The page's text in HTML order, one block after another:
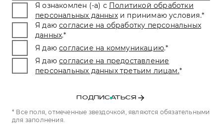
Я ознакомлен (-а) с Политикой обработки
персональных данных и принимаю условия.*
Я даю согласие на обработку персональных
данных.*
Я даю согласие на коммуникацию.*
Я даю согласие на предоставление
персональных данных третьим лицам.*
ПОДПИСАТЬСЯ
* Все поля, отмеченные звездочкой, являются обязательными
для заполнения.